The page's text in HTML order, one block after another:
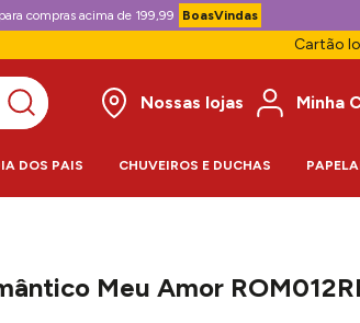
compras acima de 199,99 BoasVindas
Cartão
Nossas lojas
Minha
DOS PAIS CHUVEIROS E DUCHAS
Meu Amor